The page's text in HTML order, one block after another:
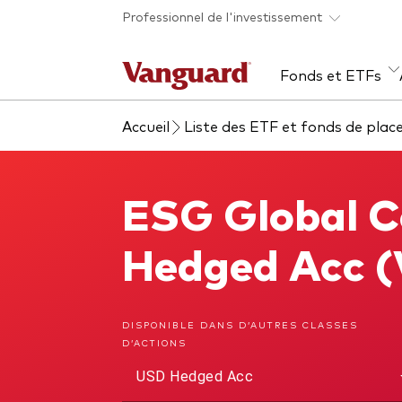
Skip to main content
Professionnel de l'investissement
Fonds et ETFs
Tous les produits
ETFs
Liste des analyses
À propos de Vanguard
Accueil Liste des ETF et fonds de
ESG Global
Hedged Acc
DISPONIBLE DANS D’AUTRES CLASSES
D’ACTIONS
USD Hedged Acc